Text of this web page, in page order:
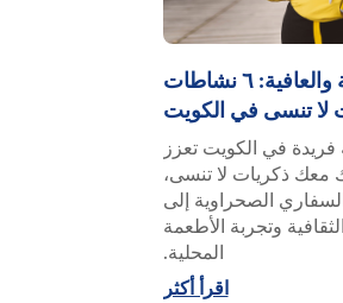
مغامرات الصحة والعافية: ٦ نشاطات
لا تنسى في الكويت
في الكويت تعزز
معك ذكريات لا تنسى،
الصحراوية إلى
وتجربة الأطعمة
المحلية.
اقرأ أكثر